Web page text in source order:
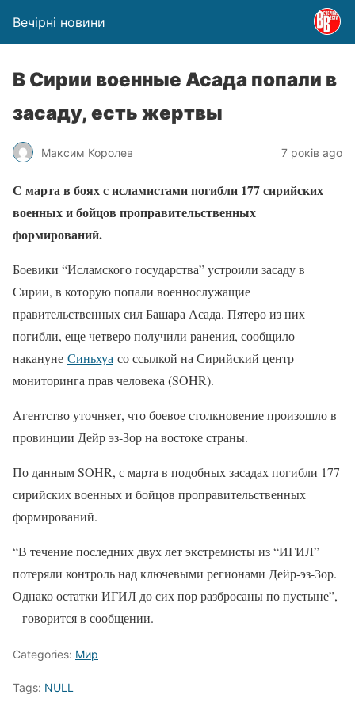
Вечірні новини
В Сирии военные Асада попали в
засаду, есть жертвы
Максим Королев 7 років ago
С марта в боях с исламистами погибли 177 сирийских
военных и бойцов проправительственных
формирований.
Боевики “Исламского государства” устроили засаду в
Сирии, в которую попали военнослужащие
правительственных сил Башара Асада. Пятеро из них
погибли, еще четверо получили ранения, сообщило
накануне Синьхуа со ссылкой на Сирийский центр
мониторинга прав человека (SOHR).
Агентство уточняет, что боевое столкновение произошло в
провинции Дейр эз-Зор на востоке страны.
По данным SOHR, с марта в подобных засадах погибли 177
сирийских военных и бойцов проправительственных
формирований.
“В течение последних двух лет экстремисты из “ИГИЛ”
потеряли контроль над ключевыми регионами Дейр-эз-Зор.
Однако остатки ИГИЛ до сих пор разбросаны по пустыне”,
– говорится в сообщении.
Categories: Мир
Tags: NULL